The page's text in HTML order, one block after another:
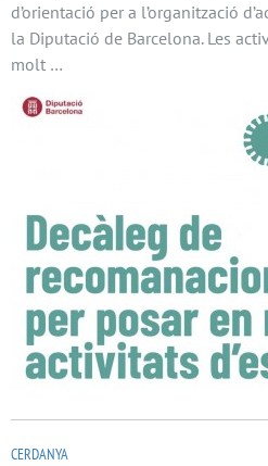
d’orientació per a l’organització
la Diputació de Barcelona. Les
molt …
CERDANYA